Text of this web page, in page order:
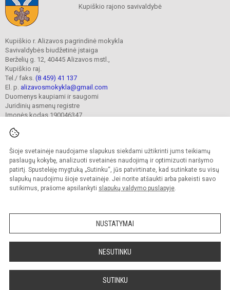
Šioje svetainėje naudojame slapukus siekdami užtikrinti jums teikiamų
paslaugų kokybę, analizuoti svetainės naudojimą ir optimizuoti naršymo
patirtį. Spustelėję mygtuką „Sutinku“, jūs patvirtinate, kad sutinkate su visų
slapukų naudojimu šioje svetainėje. Jei norite atšaukti arba pakeisti savo
sutikimus, prašome apsilankyti slapukų valdymo puslapyje.
NUSTATYMAI
NESUTINKU
SUTINKU
Kupiškio rajono savivaldybė
Kupiškio r. Alizavos pagrindinė mokykla
Savivaldybės biudžetinė įstaiga
Berželių g. 12, 40445 Alizavos mstl.,
Kupiškio raj.
Tel./ faks. (8 459) 41 137
El. p. alizavosmokykla@gmail.com
Duomenys kaupiami ir saugomi
Juridinių asmenų registre
Įmonės kodas 190046347
© 2023. Kupiškio r. Alizavos pagrindinė mokykla. Visos teisės saugomos.
Kopijuoti turinį be raštiško įstaigos administracijos sutikimo griežtai draudžiama.
Prieinamumo paraiška Slapukų valdymas
Sumanus būdas atnaujinti